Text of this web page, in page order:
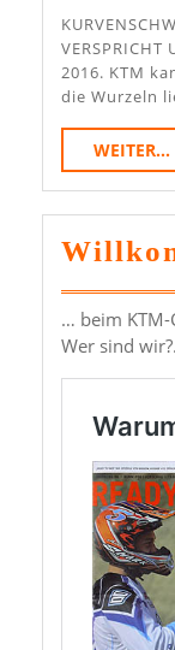
KURVENSCHWINGEN IM HARZ UND DEM SOLLING
VERSPRICHT
2016. KTM
die Wurzeln
WEITER...
… beim KTM-
Wer sind